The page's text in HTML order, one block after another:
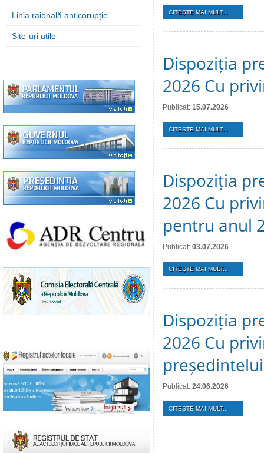
Linia raională anticorupție
Site-uri utile
CITEŞTE MAI MULT...
Dispoziția
2026 Cu
Publicat: 15.07.2026
CITEŞTE MAI MULT...
Dispoziția
2026 Cu
pentru anul
Publicat: 03.07.2026
CITEŞTE MAI MULT...
Dispoziția
2026 Cu
Publicat: 24.06.2026
CITEŞTE MAI MULT...